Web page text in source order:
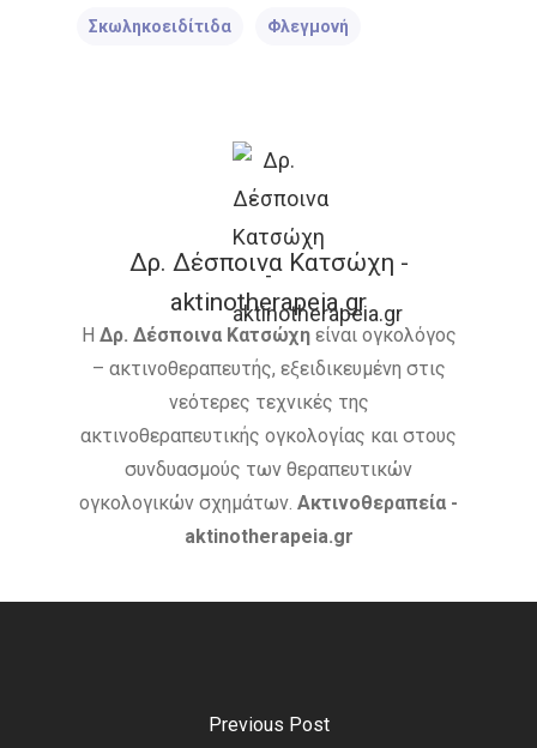
Σκωληκοειδίτιδα Φλεγμονή
Δρ. Δέσποινα Κατσώχη -
aktinotherapeia.gr
Η Δρ. Δέσποινα Κατσώχηείναι ογκολόγος
– ακτινοθεραπευτής, εξειδικευμένη στις
νεότερες τεχνικές της
ακτινοθεραπευτικής ογκολογίας και στους
συνδυασμούς των θεραπευτικών
ογκολογικών σχημάτων. Ακτινοθεραπεία -
aktinotherapeia.gr
Previous Post